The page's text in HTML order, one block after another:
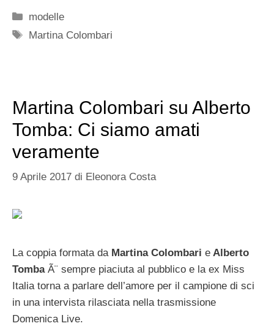
Categorie
modelle
Tag
Martina Colombari
Martina Colombari su Alberto
Tomba: Ci siamo amati
veramente
9 Aprile 2017 di Eleonora Costa
La coppia formata da Martina Colombari e Alberto
TombaÃ¨ sempre piaciuta al pubblico e la ex Miss
Italia torna a parlare dell’amore per il campione di sci
in una intervista rilasciata nella trasmissione
Domenica Live.